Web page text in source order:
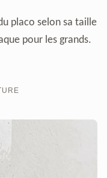
placo selon sa taille
pour les grands.